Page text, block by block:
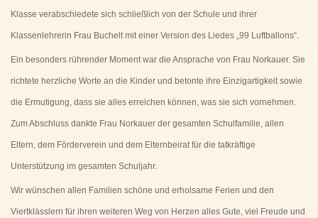
Klasse verabschiedete sich schließlich von der Schule und ihrer
Klassenlehrerin Frau Buchelt mit einer Version des Liedes „99 Luftballons“.
Ein besonders rührender Moment war die Ansprache von Frau Norkauer. Sie
richtete herzliche Worte an die Kinder und betonte ihre Einzigartigkeit sowie
die Ermutigung, dass sie alles erreichen können, was sie sich vornehmen.
Zum Abschluss dankte Frau Norkauer der gesamten Schulfamilie, allen
Eltern, dem Förderverein und dem Elternbeirat für die tatkräftige
Unterstützung im gesamten Schuljahr.
Wir wünschen allen Familien schöne und erholsame Ferien und den
Viertklässlern für ihren weiteren Weg von Herzen alles Gute, viel Freude und